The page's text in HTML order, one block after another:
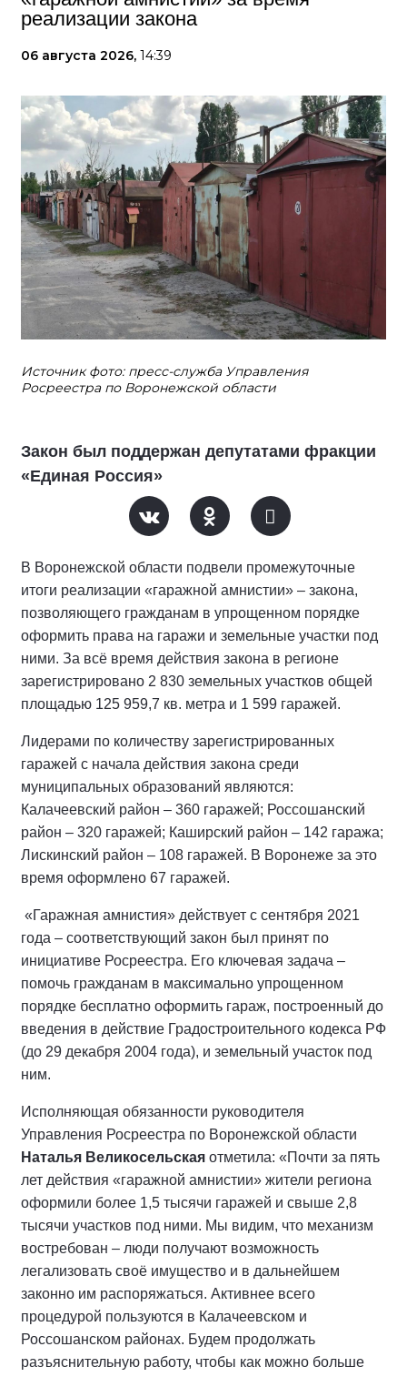
реализации закона
06 августа 2026, 14:39
Источник фото: пресс-служба Управления
Росреестра по Воронежской области
Закон был поддержан депутатами фракции
«Единая Россия»
В Воронежской области подвели промежуточные
итоги реализации «гаражной амнистии» – закона,
позволяющего гражданам в упрощенном порядке
оформить права на гаражи и земельные участки под
ними. За всё время действия закона в регионе
зарегистрировано 2 830 земельных участков общей
площадью 125 959,7 кв. метра и 1 599 гаражей.
Лидерами по количеству зарегистрированных
гаражей с начала действия закона среди
муниципальных образований являются:
Калачеевский район – 360 гаражей; Россошанский
район – 320 гаражей; Каширский район – 142 гаража;
Лискинский район – 108 гаражей. В Воронеже за это
время оформлено 67 гаражей.
«Гаражная амнистия» действует с сентября 2021
года – соответствующий закон был принят по
инициативе Росреестра. Его ключевая задача –
помочь гражданам в максимально упрощенном
порядке бесплатно оформить гараж, построенный до
введения в действие Градостроительного кодекса РФ
(до 29 декабря 2004 года), и земельный участок под
ним.
Исполняющая обязанности руководителя
Управления Росреестра по Воронежской области
Наталья Великосельская отметила: «Почти за пять
лет действия «гаражной амнистии» жители региона
оформили более 1,5 тысячи гаражей и свыше 2,8
тысячи участков под ними. Мы видим, что механизм
востребован – люди получают возможность
легализовать своё имущество и в дальнейшем
законно им распоряжаться. Активнее всего
процедурой пользуются в Калачеевском и
Россошанском районах. Будем продолжать
разъяснительную работу, чтобы как можно больше